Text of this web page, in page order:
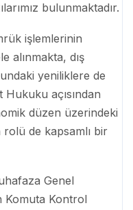
bulunmaktadır.
işlemlerinin
alınmakta, dış
yeniliklere de
açısından
düzen üzerindeki
de kapsamlı bir
Genel
Kontrol